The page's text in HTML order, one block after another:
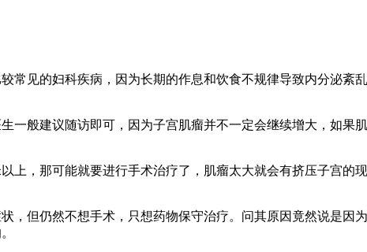
常见的妇科疾病，因为长期的作息和饮食不规律导致内分泌紊
一般建议随访即可，因为子宫肌瘤并不一定会继续增大，如果
上，那可能就要进行手术治疗了，肌瘤太大就会有挤压子宫的
，但仍然不想手术，只想药物保守治疗。问其原因竟然说是因